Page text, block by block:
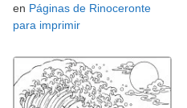
en Páginas de Rinoceronte
para imprimir